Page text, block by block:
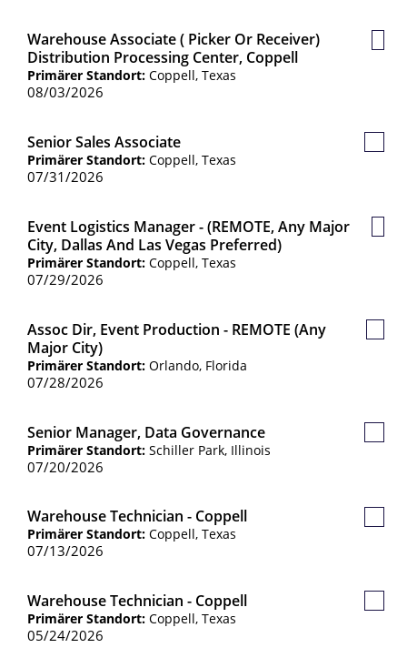
Warehouse Associate ( Picker Or Receiver)
Distribution Processing Center, Coppell
Primärer Standort: Coppell, Texas
08/03/2026
Senior Sales Associate
Primärer Standort: Coppell, Texas
07/31/2026
Event Logistics Manager - (REMOTE, Any Major
City, Dallas And Las Vegas Preferred)
Primärer Standort: Coppell, Texas
07/29/2026
Assoc Dir, Event Production - REMOTE (any
Major City)
Primärer Standort: Orlando, Florida
07/28/2026
Senior Manager, Data Governance
Primärer Standort: Schiller Park, Illinois
07/20/2026
Warehouse Technician - Coppell
Primärer Standort: Coppell, Texas
07/13/2026
Warehouse Technician - Coppell
Primärer Standort: Coppell, Texas
05/24/2026